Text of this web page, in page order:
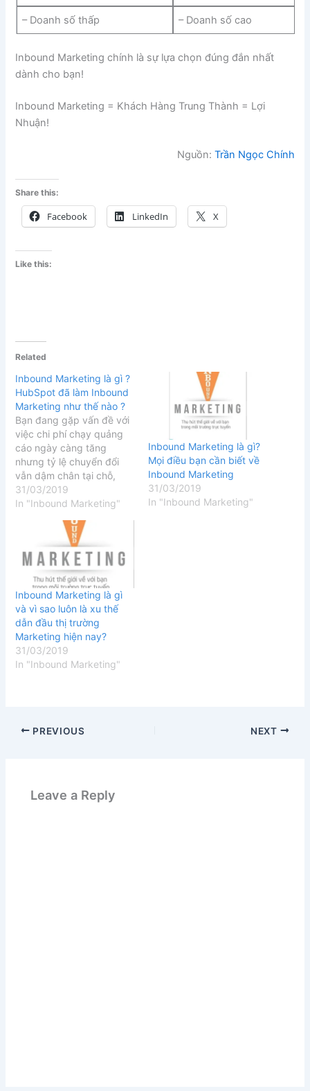
– Doanh số thấp – Doanh số cao
Inbound Marketing chính là sự lựa chọn đúng đắn nhất
dành cho bạn!
Inbound Marketing = Khách Hàng Trung Thành = Lợi
Nhuận!
Nguồn: Trần Ngọc Chính
Share this:
Facebook LinkedIn X
Like this:
Related
Inbound Marketing là gì ?
HubSpot đã làm Inbound
Marketing như thế nào ?
Bạn đang gặp vấn đề với
việc chi phí chạy quảng
cáo ngày càng tăng
nhưng tỷ lệ chuyển đổi
vẫn dậm chân tại chỗ,
hay đối tượng khách
hàng của bạn quá khó để
Hãy thay đổi, từ bỏ cách
làm cũ và…
31/03/2019
In "Inbound Marketing"
Inbound Marketing là gì?
Mọi điều bạn cần biết về
Inbound Marketing
31/03/2019
In "Inbound Marketing"
Inbound Marketing là gì
và vì sao luôn là xu thế
dẫn đầu thị trường
Marketing hiện nay?
31/03/2019
In "Inbound Marketing"
PREVIOUS NEXT
Leave a Reply